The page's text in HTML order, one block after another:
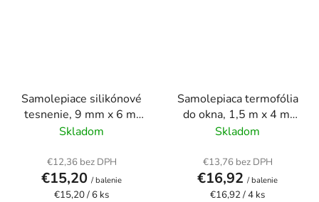
Samolepiace silikónové
tesnenie, 9 mm x 6 m,
TESA "tesamoll®
priehľadná
Skladom
€12,36 bez DPH
€15,20 / balenie
Jednotková
€15,20 / 6 ks
Samolepiaca termofólia
do okna, 1,5 m x 4 m,
TESA "tesamoll®"
Skladom
€13,76 bez DPH
€16,92 / balenie
Jednotková
€16,92 / 4 ks